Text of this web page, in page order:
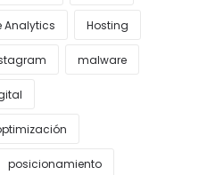
Analytics Hosting
malware
posicionamiento